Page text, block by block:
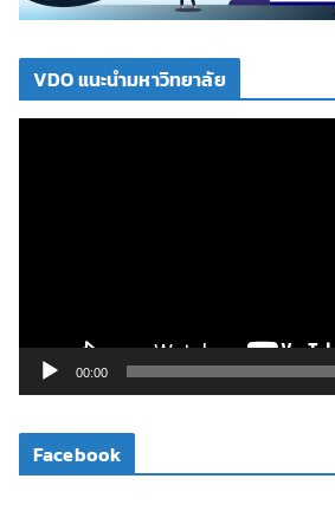
VDO แนะนำมหาวิทยาลัย
ดี
โ
00:00
Facebook